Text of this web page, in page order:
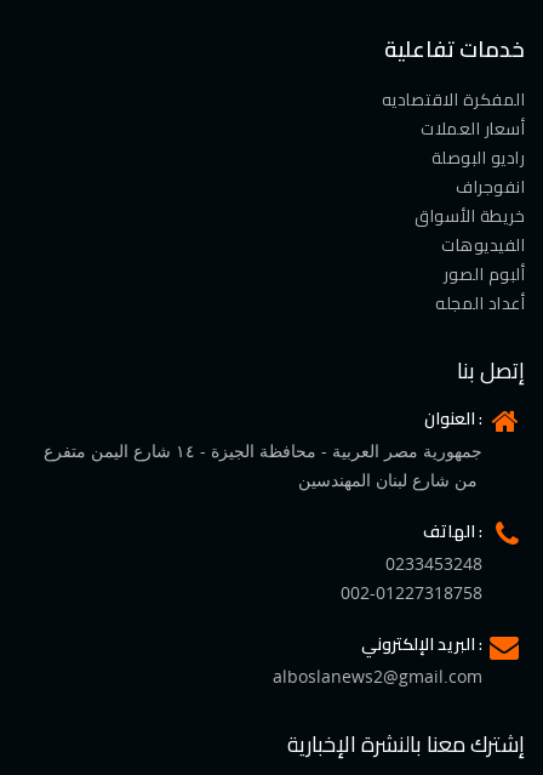
خدمات تفاعلية
المفكرة الاقتصاديه
أسعار العملات
راديو البوصلة
انفوجراف
خريطة الأسواق
الفيديوهات
ألبوم الصور
أعداد المجله
إتصل بنا
العنوان :
جمهورية مصر العربية - محافظة الجيزة - ١٤ شارع اليمن متفرع
الهاتف :
0233453248
002-01227318758
البريد الإلكتروني :
alboslanews2@gmail.com
إشترك معنا بالنشرة الإخبارية